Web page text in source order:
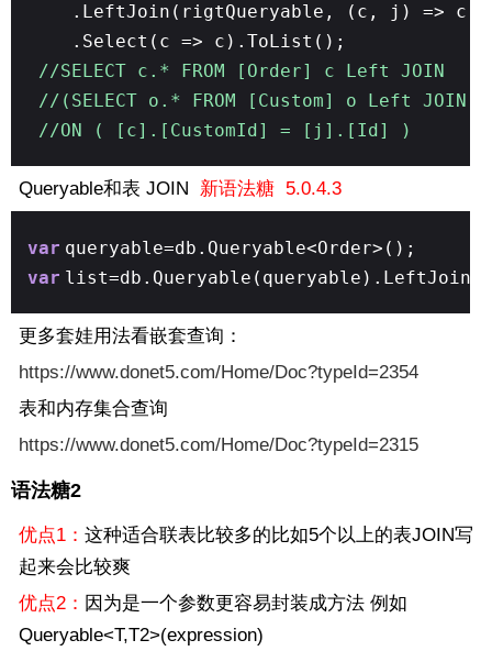
.LeftJoin(rigtQueryable, (c, j) =>
.Select(c => c).ToList();
//SELECT c.* FROM [Order] c Left JOIN
//(SELECT o.* FROM [Custom] o Left
//ON ( [c].[CustomId] = [j].[Id] )
Queryable和表 JOIN 新语法糖 5.0.4.3
var queryable=db.Queryable<Order>();
var
更多套娃用法看嵌套查询：
https://www.donet5.com/Home/Doc?typeId=2354
表和内存集合查询
https://www.donet5.com/Home/Doc?typeId=2315
语法糖2
优点1： 这种适合联表比较多的比如5个以上的表JOIN写
起来会比较爽
优点2： 因为是一个参数更容易封装成方法 例如
Queryable<T,T2>(expression)